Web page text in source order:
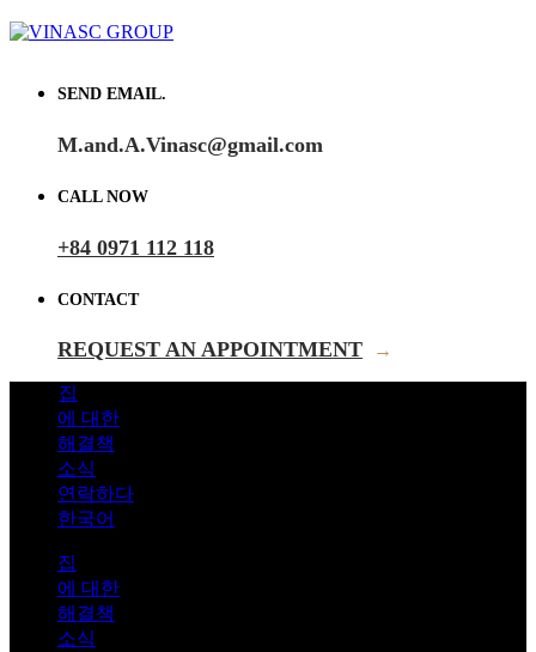
SEND EMAIL.
M.and.A.Vinasc@gmail.com
CALL NOW
+84 0971 112 118
CONTACT
REQUEST AN APPOINTMENT →
집
에 대한
해결책
소식
연락하다
한국어
집
에 대한
해결책
소식